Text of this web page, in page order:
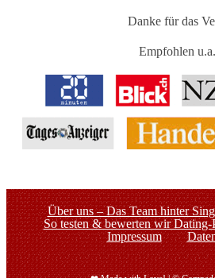
Danke für das
Empfohlen
Über uns – Das Team hinter
So testen & bewerten wir Dating-
Impressum